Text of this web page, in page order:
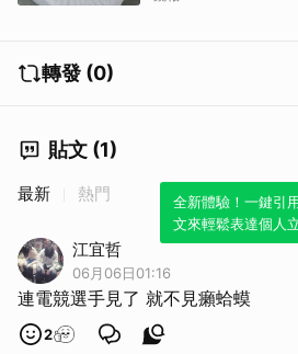
轉發 (0)
貼文 (1)
全新體驗！一鍵引
文來輕鬆表達個人立
最新 熱門
江宜哲
06月06日01:16
連電競選手見了 就不見癩蛤蟆
2